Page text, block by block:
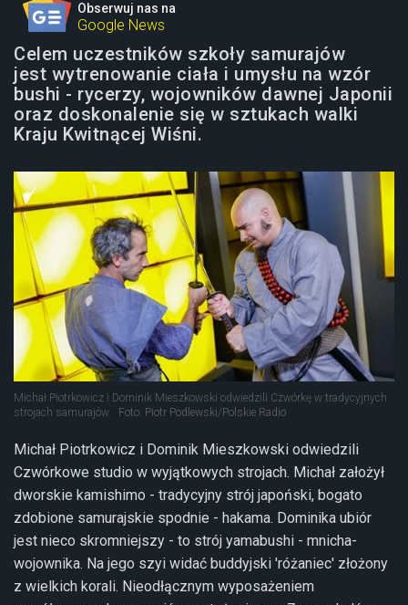
Obserwuj nas na
Google News
Celem uczestników szkoły samurajów
jest wytrenowanie ciała i umysłu na wzór
bushi - rycerzy, wojowników dawnej Japonii
oraz doskonalenie się w sztukach walki
Kraju Kwitnącej Wiśni.
Michał Piotrkowicz i Dominik Mieszkowski odwiedzili Czwórkę w tradycyjnych
strojach samurajów
Foto: Piotr Podlewski/Polskie Radio
Michał Piotrkowicz i Dominik Mieszkowski odwiedzili
Czwórkowe studio w wyjątkowych strojach. Michał założył
dworskie kamishimo - tradycyjny strój japoński, bogato
zdobione samurajskie spodnie - hakama. Dominika ubiór
jest nieco skromniejszy - to strój yamabushi - mnicha-
wojownika. Na jego szyi widać buddyjski 'różaniec' złożony
z wielkich korali. Nieodłącznym wyposażeniem